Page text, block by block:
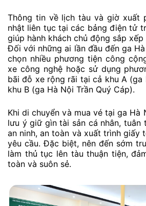
Thông tin về lịch tàu và giờ xuất
nhật liên tục tại các bảng điện tử
giúp hành khách chủ động sắp
Đối với những ai lần đầu đến ga
chọn nhiều phương tiện công
xe công nghệ hoặc sử dụng
bãi đỗ xe rộng rãi tại cả khu A (ga
khu B (ga Hà Nội Trần Quý Cáp).
Khi di chuyển và mua vé tại ga Hà
lưu ý giữ gìn tài sản cá nhân, tuân
an ninh, an toàn và xuất trình giấy
yêu cầu. Đặc biệt, nên đến sớm
làm thủ tục lên tàu thuận tiện,
toàn và suôn sẻ.